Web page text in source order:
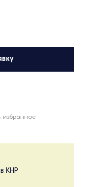
избранное
КНР